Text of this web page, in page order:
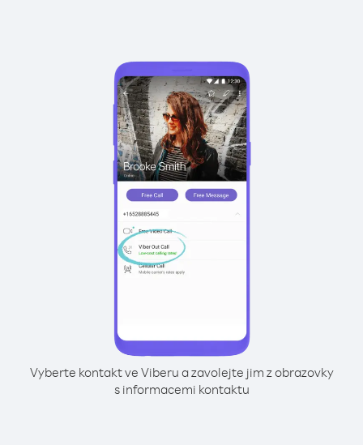
Vyberte kontakt ve Viberu a zavolejte jim z obrazovky
s informacemi kontaktu